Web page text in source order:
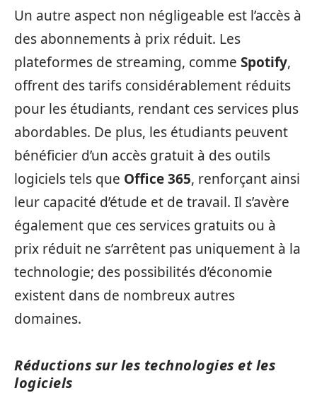
Un autre aspect non négligeable est l’accès à
des abonnements à prix réduit. Les
plateformes de streaming, comme Spotify,
offrent des tarifs considérablement réduits
pour les étudiants, rendant ces services plus
abordables. De plus, les étudiants peuvent
bénéficier d’un accès gratuit à des outils
logiciels tels que Office 365, renforçant ainsi
leur capacité d’étude et de travail. Il s’avère
également que ces services gratuits ou à
prix réduit ne s’arrêtent pas uniquement à la
technologie; des possibilités d’économie
existent dans de nombreux autres
domaines.
Réductions sur les technologies et les
logiciels